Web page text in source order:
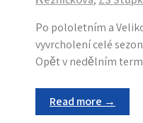
Po pololetním a
vyvrcholení celé
Opět v nedělním
Read more →